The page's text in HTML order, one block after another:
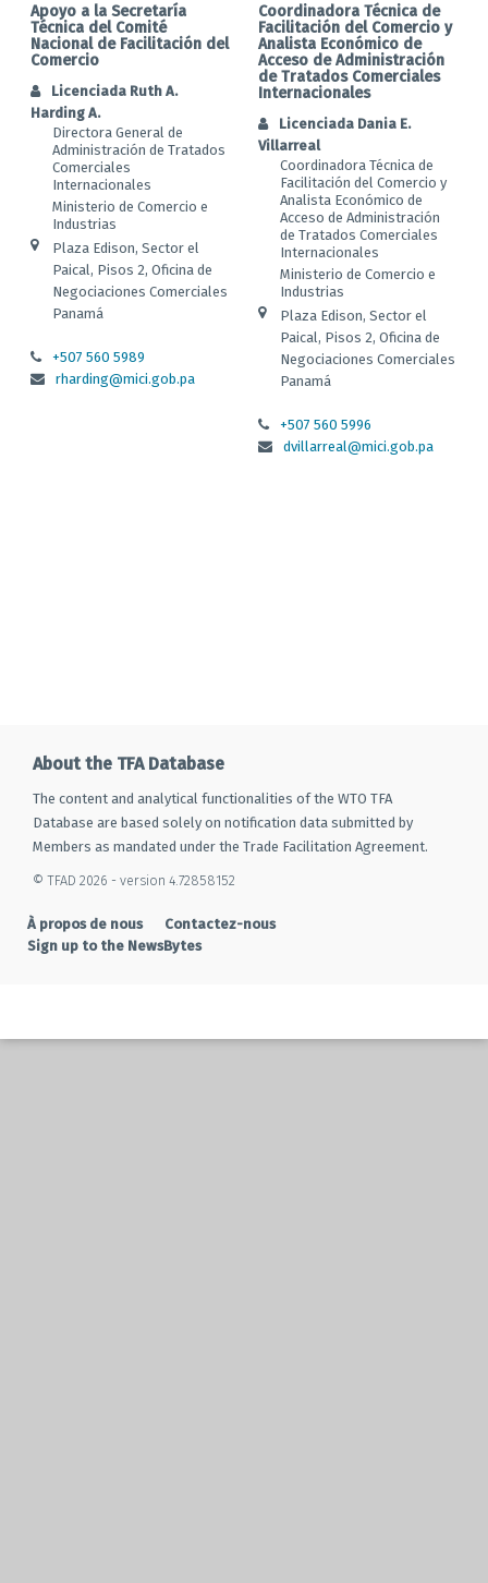
Apoyo a la Secretaría
Técnica del Comité
Nacional de Facilitación del
Comercio
Licenciada Ruth A.
Harding A.
Directora General de
Administración de Tratados
Comerciales
Internacionales
Ministerio de Comercio e
Industrias
Plaza Edison, Sector el
Paical, Pisos 2, Oficina de
Negociaciones Comerciales
Panamá
+507 560 5989
rharding@mici.gob.pa
Coordinadora Técnica de
Facilitación del Comercio y
Analista Económico de
Acceso de Administración
de Tratados Comerciales
Internacionales
Licenciada Dania E.
Villarreal
Coordinadora Técnica de
Facilitación del Comercio y
Analista Económico de
Acceso de Administración
de Tratados Comerciales
Internacionales
Ministerio de Comercio e
Industrias
Plaza Edison, Sector el
Paical, Pisos 2, Oficina de
Negociaciones Comerciales
Panamá
+507 560 5996
dvillarreal@mici.gob.pa
About the TFA Database
The content and analytical functionalities of the WTO TFA
Database are based solely on notification data submitted by
Members as mandated under the Trade Facilitation Agreement.
© TFAD 2026 - version 4.72858152
À propos de nous
Contactez-nous
Sign up to the NewsBytes